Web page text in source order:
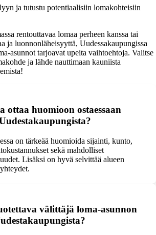
ja tutustu potentiaalisiin lomakohteisiin
rentouttavaa lomaa perheen kanssa tai
ja luonnonläheisyyttä, Uudessakaupungissa
asunnot tarjoavat upeita vaihtoehtoja. Valitse
ja lähde nauttimaan kauniista
ottaa huomioon ostaessaan
on tärkeää huomioida sijainti, kunto,
sekä mahdolliset
Lisäksi on hyvä selvittää alueen
välittäjä loma-asunnon